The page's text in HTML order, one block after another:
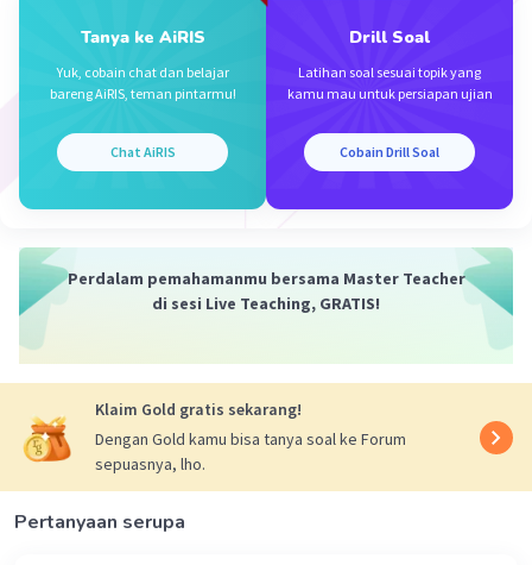
Tanya ke AiRIS
Yuk, cobain chat dan belajar
bareng AiRIS, teman pintarmu!
Chat AiRIS
Drill Soal
Latihan soal sesuai topik yang
kamu mau untuk persiapan ujian
Cobain Drill Soal
Perdalam pemahamanmu bersama Master Teacher
di sesi Live Teaching, GRATIS!
Klaim Gold gratis sekarang!
Dengan Gold kamu bisa tanya soal ke Forum
sepuasnya, lho.
Pertanyaan serupa